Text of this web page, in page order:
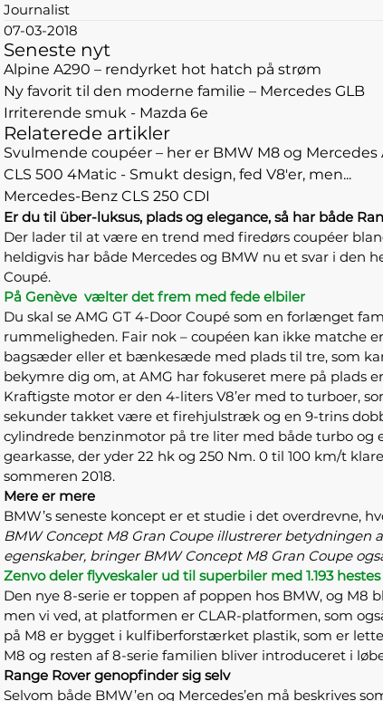
Journalist
07-03-2018
Seneste nyt
Alpine A290 – rendyrket hot hatch på strøm
Ny favorit til den moderne familie – Mercedes GLB
Irriterende smuk - Mazda 6e
Relaterede artikler
Svulmende coupéer – her er BMW M8 og Mercedes
CLS 500 4Matic - Smukt design, fed V8'er, men...
Mercedes-Benz CLS 250 CDI
Er du til über-luksus, plads og elegance, så har både
Der lader til at være en trend med firedørs coupéer
heldigvis har både Mercedes og BMW nu et svar i den
Coupé.
På Genève vælter det frem med fede elbiler
Du skal se AMG GT 4-Door Coupé som en forlænget
rummeligheden. Fair nok – coupéen kan ikke matche
bagsæder eller et bænkesæde med plads til tre, som
bekymre dig om, at AMG har fokuseret mere på plads
Kraftigste motor er den 4-liters V8’er med to turboer,
sekunder takket være et firehjulstræk og en 9-trins
cylindrede benzinmotor på tre liter med både turbo og
gearkasse, der yder 22 hk og 250 Nm. 0 til 100 km/t
sommeren 2018.
Mere er mere
BMW’s seneste koncept er et studie i det overdrevne,
BMW Concept M8 Gran Coupe illustrerer betydningen
egenskaber, bringer BMW Concept M8 Gran Coupe
Zenvo deler flyveskaler ud til superbiler med 1.193
Den nye 8-serie er toppen af poppen hos BMW, og
men vi ved, at platformen er CLAR-platformen, som
på M8 er bygget i kulfiberforstærket plastik, som er
M8 og resten af 8-serie familien bliver introduceret i
Range Rover genopfinder sig selv
Selvom både BMW’en og Mercedes’en må beskrives